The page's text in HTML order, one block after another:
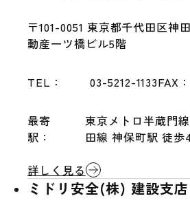
〒101-0051 東京都千代田区神
動産一ツ橋ビル5階
TEL： 03-5212-1133FAX：
最寄
駅：
東京メトロ半蔵門
田線 神保町駅 徒歩
詳しく見る
ミドリ安全(株) 建設支店